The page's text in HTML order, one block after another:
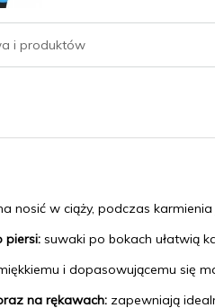
i produktów
nosić w ciąży, podczas
piersi: suwaki po bokach ułatwią
i dopasowującemu się
na rękawach: zapewniają